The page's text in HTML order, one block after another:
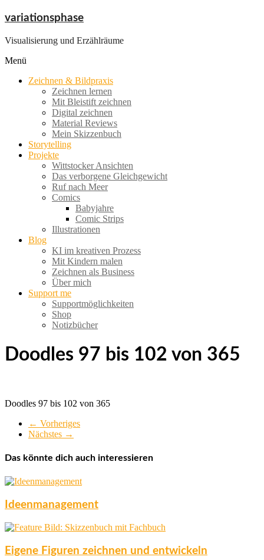
Zum
springen
variationsphase
Visualisierung und Erzählräume
Menü
Zeichnen & Bildpraxis
Zeichnen lernen
Mit Bleistift zeichnen
Digital zeichnen
Material Reviews
Mein Skizzenbuch
Storytelling
Projekte
Wittstocker Ansichten
Das verborgene Gleichgewicht
Ruf nach Meer
Comics
Babyjahre
Comic Strips
Illustrationen
Blog
KI im kreativen Prozess
Mit Kindern malen
Zeichnen als Business
Über mich
Support me
Supportmöglichkeiten
Shop
Notizbücher
Doodles 97 bis 102 von 365
Doodles 97 bis 102 von 365
← Vorheriges
Nächstes →
Das könnte dich auch interessieren
Ideenmanagement
Eigene Figuren zeichnen und entwickeln